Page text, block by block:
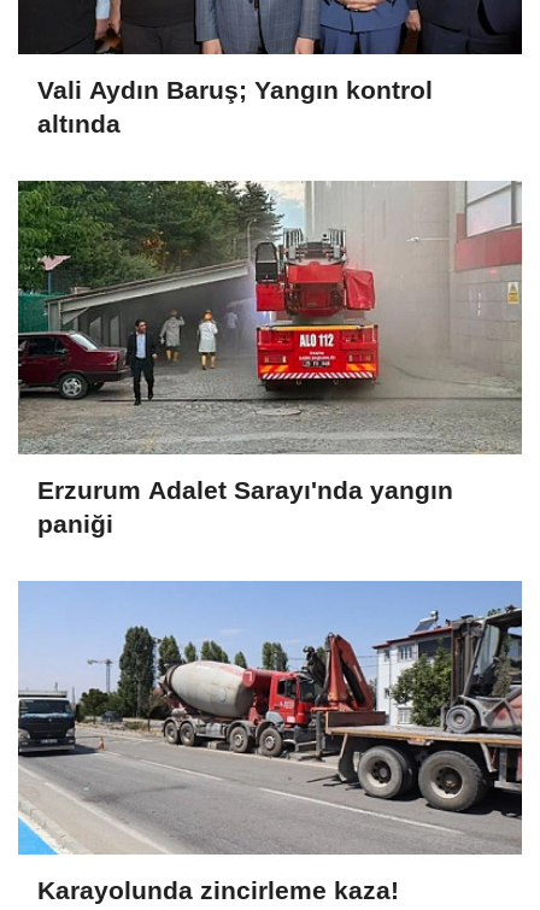
Vali Aydın Baruş; Yangın kontrol
altında
Erzurum Adalet Sarayı'nda yangın
paniği
Karayolunda zincirleme kaza!